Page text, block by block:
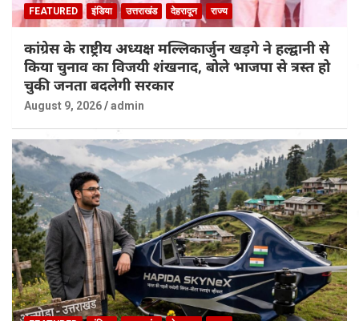
FEATURED इंडिया उत्तराखंड देहरादून राज्य
कांग्रेस के राष्ट्रीय अध्यक्ष मल्लिकार्जुन खड़गे ने हल्द्वानी से
किया चुनाव का विजयी शंखनाद, बोले भाजपा से त्रस्त हो
चुकी जनता बदलेगी सरकार
August 9, 2026 admin